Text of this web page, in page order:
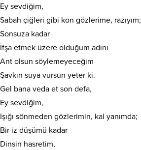
Ey sevdiğim,
Sabah çiğleri gibi kon gözlerime, razıyım;
Sonsuza kadar
İfşa etmek üzere olduğum adını
Ant olsun söylemeyeceğim
Şavkın suya vursun yeter ki.
Gel bana veda et son defa,
Ey sevdiğim,
Işığı sönmeden gözlerimin, kal yanımda;
Bir iz düşümü kadar
Dinsin hasretim,